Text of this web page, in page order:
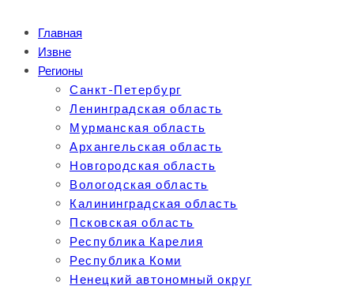
Главная
Извне
Регионы
Санкт-Петербург
Ленинградская область
Мурманская область
Архангельская область
Новгородская область
Вологодская область
Калининградская область
Псковская область
Республика Карелия
Республика Коми
Ненецкий автономный округ